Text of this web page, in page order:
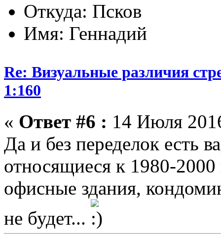
Откуда: Псков
Имя: Геннадий
Re: Визуальные различия
1:160
« Ответ #6 : 14 Июля
Да и без переделок есть
относящиеся к 1980-
офисные здания,
не будет...